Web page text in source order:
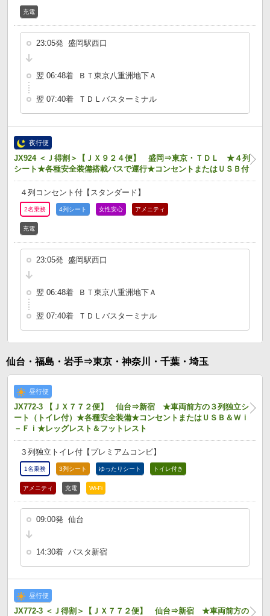
充電
23:05発 盛岡駅西口
翌 06:48着 ＢＴ東京八重洲地下Ａ
翌 07:40着 ＴＤＬバスターミナル
夜行便
JX924 ＜Ｊ得割＞【ＪＸ９２４便】 盛岡⇒東京・ＴＤＬ ★４列
シート★各種安全装備搭載バスで運行★コンセントまたはＵＳＢ付
４列コンセント付【スタンダード】
2名乗務 4列シート 女性安心 アメニティ
充電
23:05発 盛岡駅西口
翌 06:48着 ＢＴ東京八重洲地下Ａ
翌 07:40着 ＴＤＬバスターミナル
仙台・福島・岩手⇒東京・神奈川・千葉・埼玉
昼行便
JX772-3 【ＪＸ７７２便】 仙台⇒新宿 ★車両前方の３列独立シ
ート（トイレ付）★各種安全装備★コンセントまたはＵＳＢ＆Ｗｉ
－Ｆｉ★レッグレスト＆フットレスト
３列独立トイレ付【プレミアムコンビ】
1名乗務 3列シート ゆったりシート トイレ付き
アメニティ 充電 Wi-Fi
09:00発 仙台
14:30着 バスタ新宿
昼行便
JX772-3 ＜Ｊ得割＞【ＪＸ７７２便】 仙台⇒新宿 ★車両前方の